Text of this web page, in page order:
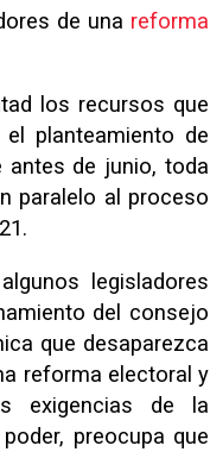
de una reforma
los recursos que
planteamiento de
antes de junio, toda
paralelo al proceso
legisladores
del consejo
que desaparezca
reforma electoral y
exigencias de la
preocupa que